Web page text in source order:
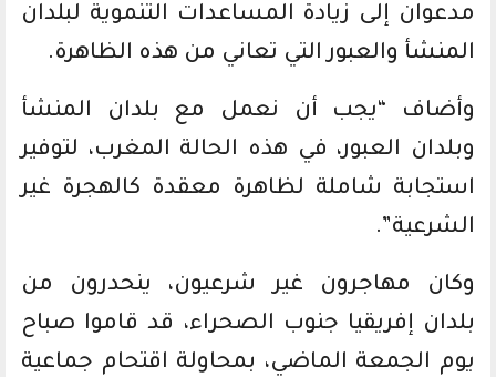
مدعوان إلى زيادة المساعدات التنموية لبلدان
المنشأ والعبور التي تعاني من هذه الظاهرة.
وأضاف “يجب أن نعمل مع بلدان المنشأ
وبلدان العبور، في هذه الحالة المغرب، لتوفير
استجابة شاملة لظاهرة معقدة كالهجرة غير
الشرعية”.
وكان مهاجرون غير شرعيون، ينحدرون من
بلدان إفريقيا جنوب الصحراء، قد قاموا صباح
يوم الجمعة الماضي، بمحاولة اقتحام جماعية